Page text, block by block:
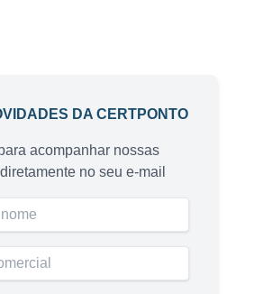
DA CERTPONTO
acompanhar nossas
no seu e-mail